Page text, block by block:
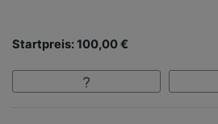
Startpreis: 100,00 €